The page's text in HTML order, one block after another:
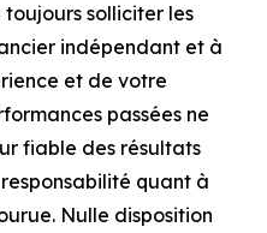
solliciter les
indépendant et à
et de votre
passées ne
fiable des résultats
quant à
Nulle disposition